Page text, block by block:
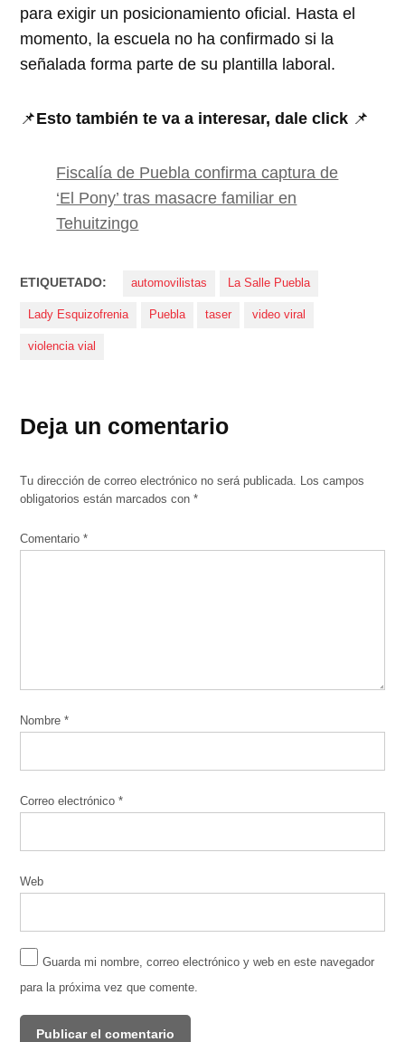
para exigir un posicionamiento oficial. Hasta el
momento, la escuela no ha confirmado si la
señalada forma parte de su plantilla laboral.
📌Esto también te va a interesar, dale click 📌
Fiscalía de Puebla confirma captura de
‘El Pony’ tras masacre familiar en
Tehuitzingo
ETIQUETADO: automovilistas La Salle Puebla
Lady Esquizofrenia Puebla taser video viral
violencia vial
Deja un comentario
Tu dirección de correo electrónico no será publicada. Los campos
obligatorios están marcados con*
Comentario*
Nombre*
Correo electrónico*
Web
Guarda mi nombre, correo electrónico y web en este navegador
para la próxima vez que comente.